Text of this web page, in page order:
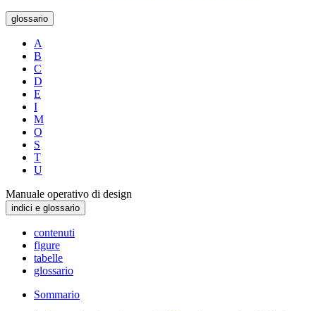
glossario
A
B
C
D
E
I
M
O
S
T
U
Manuale operativo di design
indici e glossario
contenuti
figure
tabelle
glossario
Sommario